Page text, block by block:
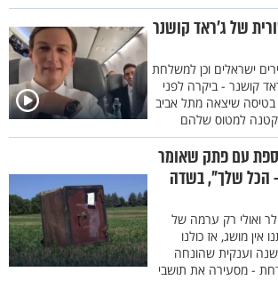
של ג’ראד קושנר
ישראלים וכן למשלחת
קושנר - ביקרה לפני
בטיסה שיצאה מתל אביב
קטנה למטוס שלהם
עם פתק שאומר
הכל שלך", בשדה
ואולי רק ערמה של
אין מושג, אז כולנו
וענקית שהונחה
- מסעירה את תושבי